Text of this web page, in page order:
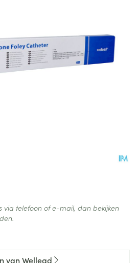
via telefoon of e-mail, dan bekijken
van Wellead